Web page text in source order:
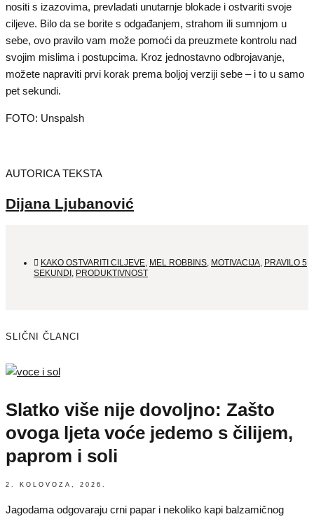
nositi s izazovima, prevladati unutarnje blokade i ostvariti svoje
ciljeve. Bilo da se borite s odgađanjem, strahom ili sumnjom u
sebe, ovo pravilo vam može pomoći da preuzmete kontrolu nad
svojim mislima i postupcima. Kroz jednostavno odbrojavanje,
možete napraviti prvi korak prema boljoj verziji sebe – i to u samo
pet sekundi.
FOTO: Unspalsh
AUTORICA TEKSTA
Dijana Ljubanović
KAKO OSTVARITI CILJEVE, MEL ROBBINS, MOTIVACIJA, PRAVILO 5
SEKUNDI , PRODUKTIVNOST
SLIČNI ČLANCI
Slatko više nije dovoljno: Zašto
ovoga ljeta voće jedemo s čilijem,
paprom i soli
2. KOLOVOZA, 2026.
Jagodama odgovaraju crni papar i nekoliko kapi balzamičnog